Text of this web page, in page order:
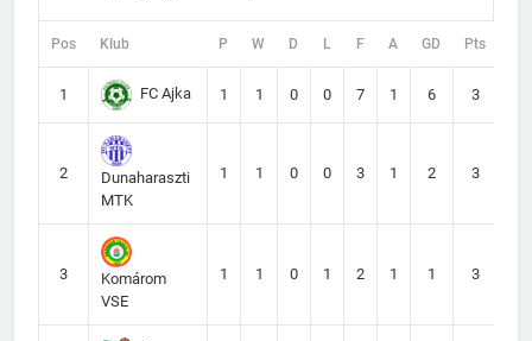
Pos Klub P W D L F A GD Pts
1 FC Ajka 1 1 0 0 7 1 6 3
2
Dunaharaszti
MTK
1 1 0 0 3 1 2 3
3
Komárom
VSE
1 1 0 1 2 1 1 3